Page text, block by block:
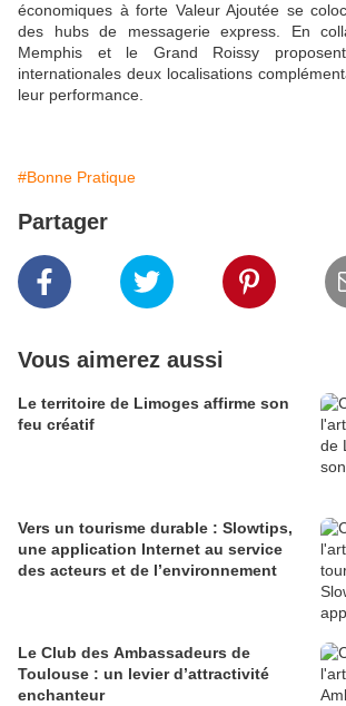
économiques à forte Valeur Ajoutée se
des hubs de messagerie express. En
Memphis et le Grand Roissy
internationales deux localisations
leur performance.
#Bonne Pratique
Partager
Vous aimerez aussi
Le territoire de Limoges affirme son
feu créatif
Vers un tourisme durable : Slowtips,
une application Internet au service
des acteurs et de l’environnement
Le Club des Ambassadeurs de
Toulouse : un levier d’attractivité
enchanteur